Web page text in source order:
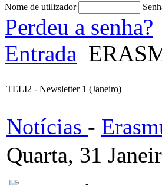
Nome de utilizador
Perdeu a senha?
Entrada
TELI2 - Newsletter 1 (Janeiro)
Notícias -
Quarta, 31